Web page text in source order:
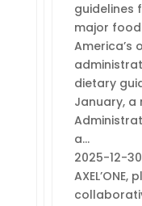
guidelines
major
America’s
dietary
January, a
a…
2025-12-